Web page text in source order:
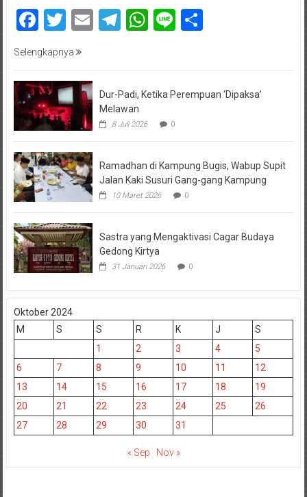
Facebook
Twitter
EmailTelegram
WhatsApp
LineShare
Selengkapnya
Dur-Padi, Ketika Perempuan ‘Dipaksa’
Melawan
8 Juli 2026 0
Ramadhan di Kampung Bugis, Wabup Supit
Jalan Kaki Susuri Gang-gang Kampung
10 Maret 2026 0
Sastra yang Mengaktivasi Cagar Budaya
Gedong Kirtya
31 Januari 2026 0
Oktober 2024
M
S S R K J
S
1
2 3 4
5
6
7 8 9 10 11
12
13
14 15 16 17 18
19
20
21 22 23 24 25
26
27
28 29 30 31
« Sep Nov »